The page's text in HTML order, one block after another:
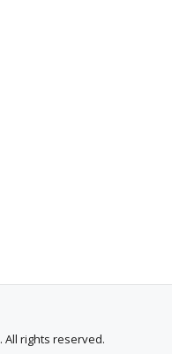
. All rights reserved.